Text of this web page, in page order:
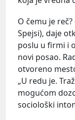
O čemu je
Spejsi), daje
poslu u firmi i
novi posao.
otvoreno
„U redu je.
mogućom
sociološki